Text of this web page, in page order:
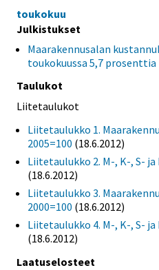
toukokuu
Julkistukset
Maarakennusalan
toukokuussa 5,7 prosenttia
Taulukot
Liitetaulukot
Liitetaulukko 1.
2005=100 (18.6.2012)
Liitetaulukko 2. M-, K-, S-
(18.6.2012)
Liitetaulukko 3.
2000=100 (18.6.2012)
Liitetaulukko 4. M-, K-, S-
(18.6.2012)
Laatuselosteet